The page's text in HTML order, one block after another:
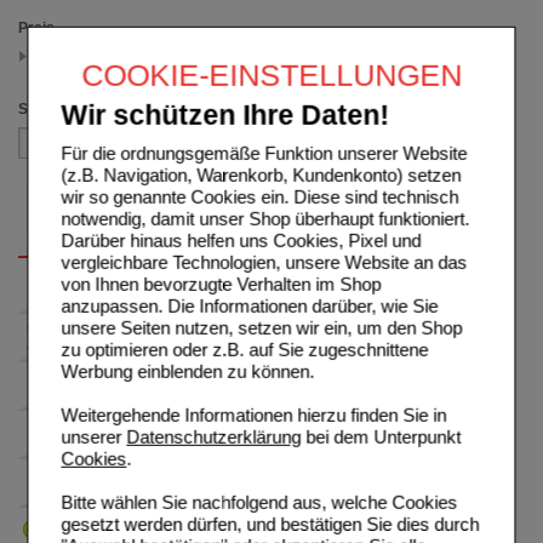
COOKIE-EINSTELLUNGEN
Wir schützen Ihre Daten!
Für die ordnungsgemäße Funktion unserer Website
(z.B. Navigation, Warenkorb, Kundenkonto) setzen
wir so genannte Cookies ein. Diese sind technisch
notwendig, damit unser Shop überhaupt funktioniert.
Darüber hinaus helfen uns Cookies, Pixel und
vergleichbare Technologien, unsere Website an das
von Ihnen bevorzugte Verhalten im Shop
anzupassen. Die Informationen darüber, wie Sie
unsere Seiten nutzen, setzen wir ein, um den Shop
zu optimieren oder z.B. auf Sie zugeschnittene
Werbung einblenden zu können.
Weitergehende Informationen hierzu finden Sie in
unserer Datenschutzerklärungbei dem Unterpunkt
Cookies.
Bitte wählen Sie nachfolgend aus, welche Cookies
gesetzt werden dürfen, und bestätigen Sie dies durch
Preis
(auswahl entfernen)
Sortieren nach